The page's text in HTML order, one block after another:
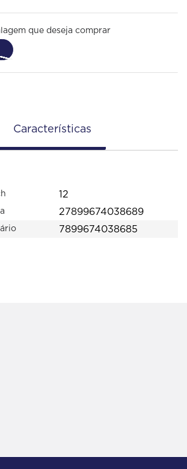
que deseja comprar
Características
12
27899674038689
7899674038685